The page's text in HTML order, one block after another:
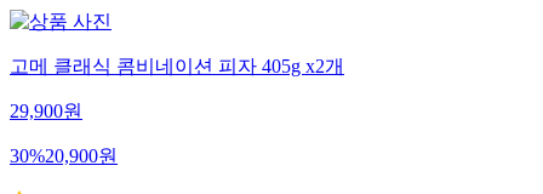
고메 클래식 콤비네이션 피자 405g x2개
29,900원
30%20,900원